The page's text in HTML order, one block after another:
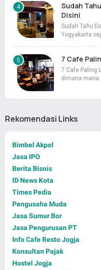
Sudah
Disini
Sudah Tahu
Yogyakarta
7 Cafe
7 Cafe Paling
dimana mana
Rekomendasi Links
Bimbel Akpol
Jasa IPO
Berita Bisnis
ID News Kota
Times Pedia
Pengusaha Muda
Jasa Sumur Bor
Jasa Pengurusan PT
Info Cafe Resto Jogja
Konsultan Pajak
Hostel Jogja